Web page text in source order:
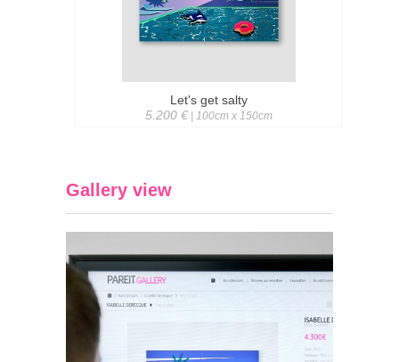
Let's get salty
5.200 €| 100cm x 150cm
Gallery view